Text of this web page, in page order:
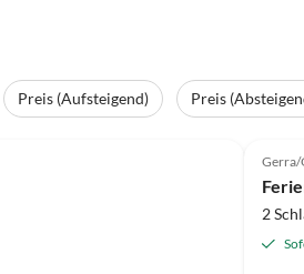
Preis (Aufsteigend)
Preis
Gerra/
2